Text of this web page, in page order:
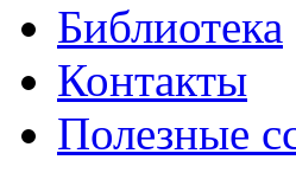
Библиотека
Контакты
Полезные